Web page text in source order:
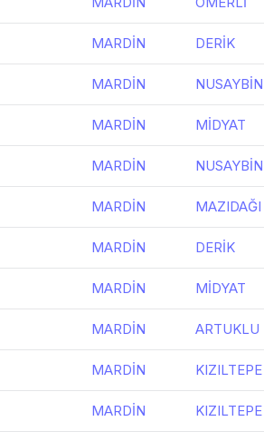
MARDİN DERİK
MARDİN NUSAYBİN
MARDİN MİDYAT
MARDİN NUSAYBİN
MARDİN MAZIDAĞI
MARDİN DERİK
MARDİN MİDYAT
MARDİN ARTUKLU
MARDİN KIZILTEPE
MARDİN KIZILTEPE